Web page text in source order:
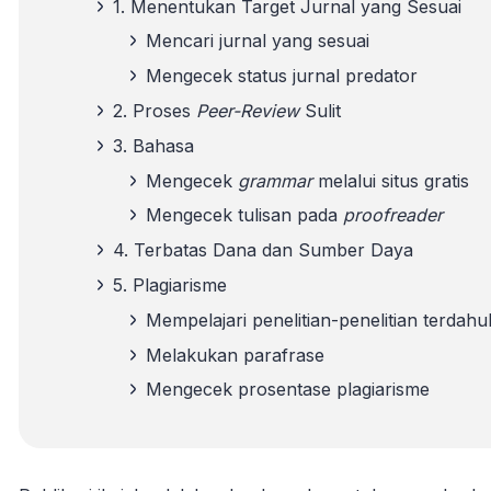
1. Menentukan Target Jurnal yang Sesuai
Mencari jurnal yang sesuai
Mengecek status jurnal predator
2. Proses Peer-ReviewSulit
3. Bahasa
Mengecek grammarmelalui situs gratis
Mengecek tulisan pada proofreader
4. Terbatas Dana dan Sumber Daya
5. Plagiarisme
Mempelajari penelitian-penelitian
Melakukan parafrase
Mengecek prosentase plagiarisme